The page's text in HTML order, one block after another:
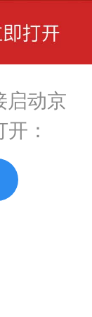
启动京
：